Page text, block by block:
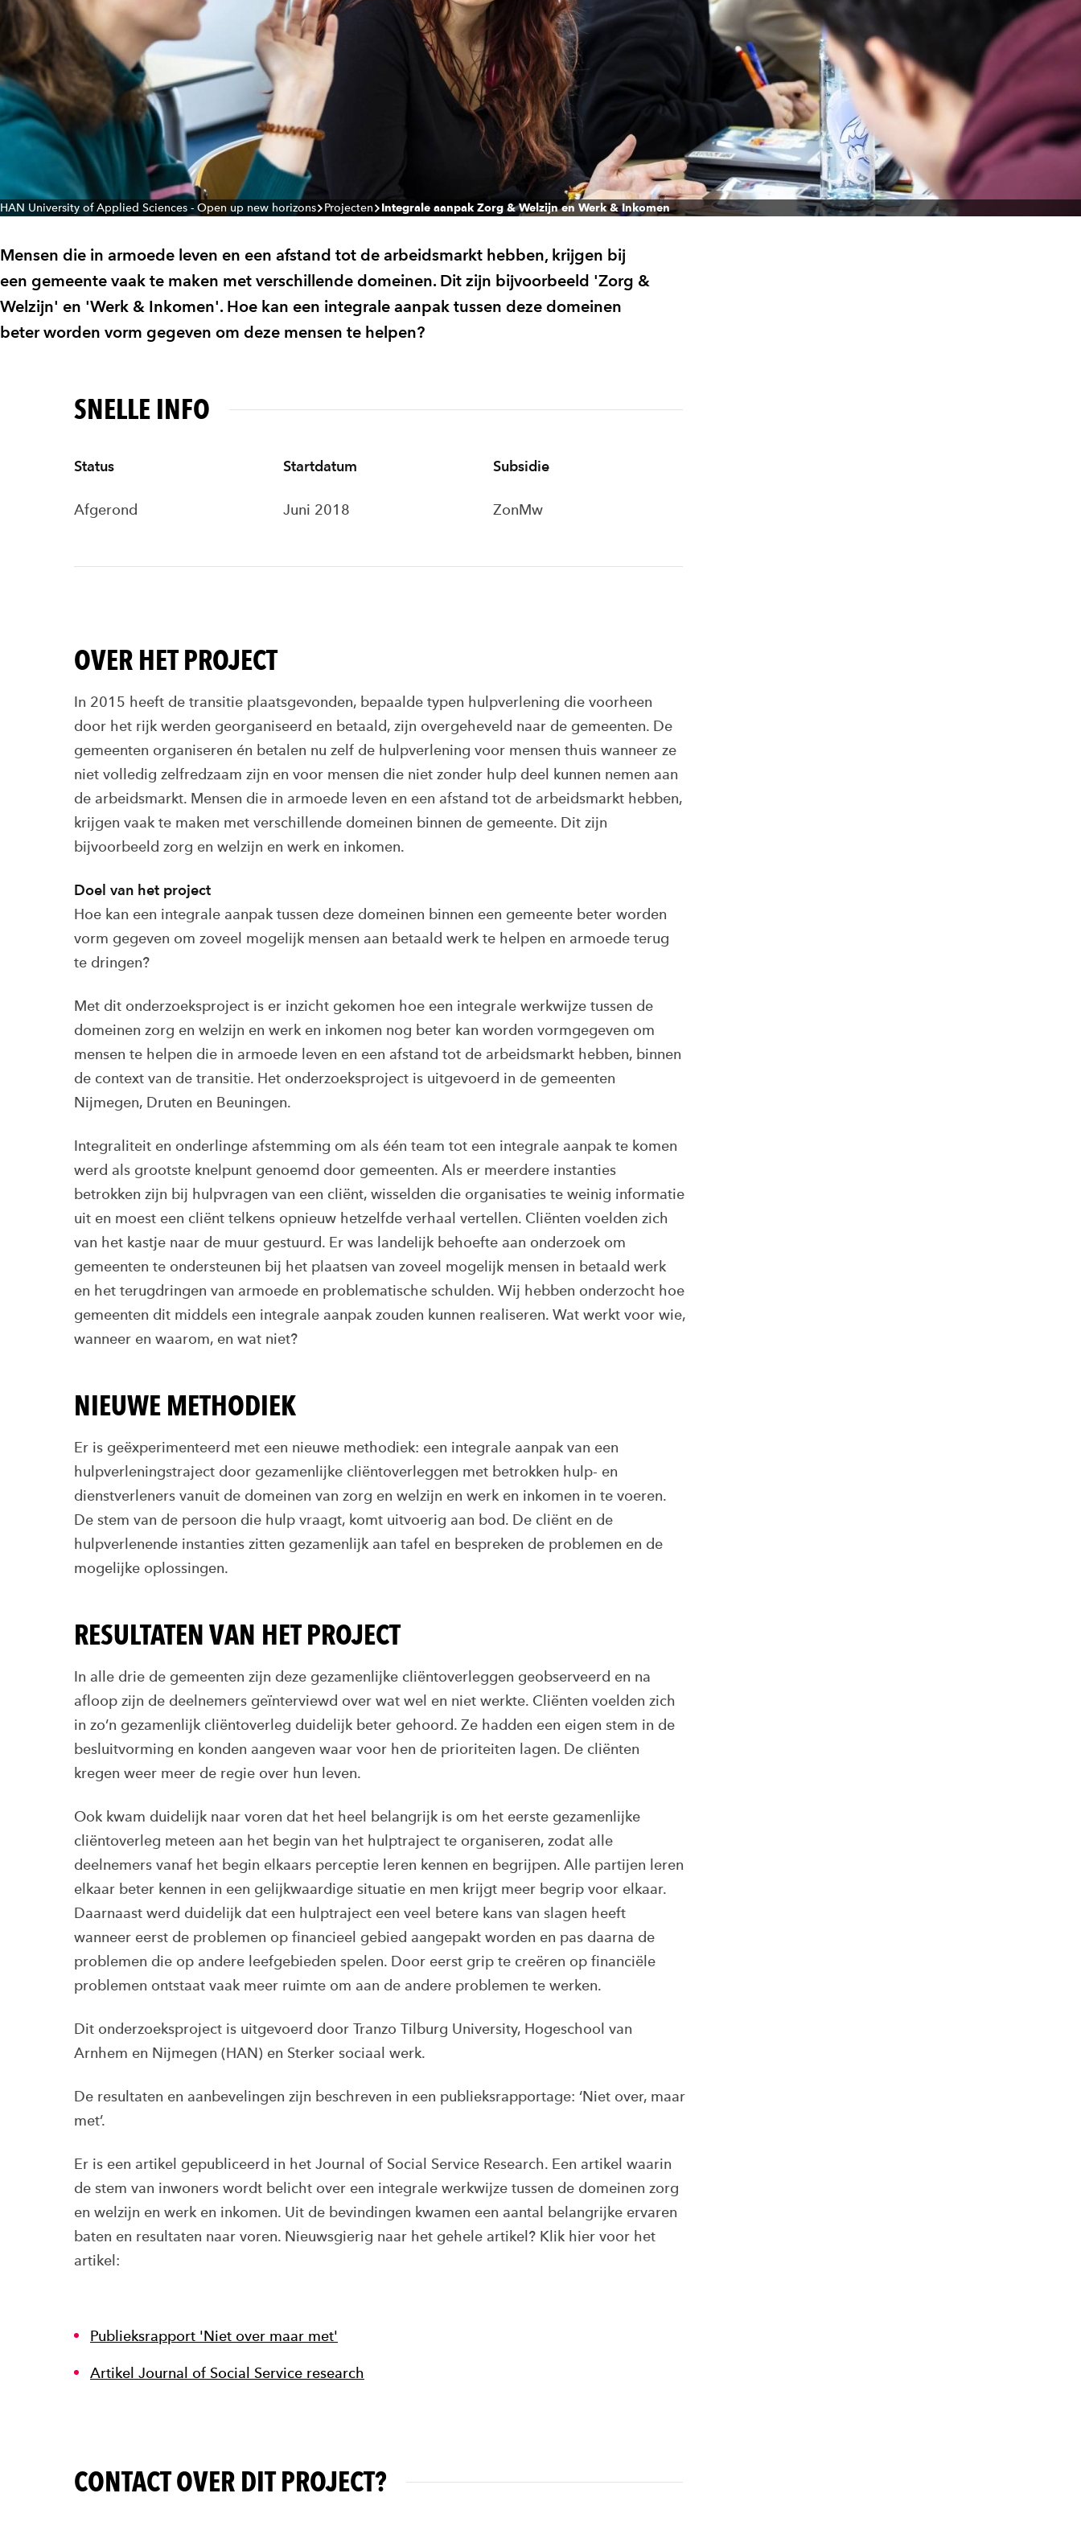
HAN University of Applied Sciences - Open up new horizons Projecten Integrale aanpak Zorg & Welzijn en Werk & Inkomen
Mensen die in armoede leven en een afstand tot de arbeidsmarkt hebben, krijgen bij
een gemeente vaak te maken met verschillende domeinen. Dit zijn bijvoorbeeld 'Zorg &
Welzijn' en 'Werk & Inkomen'. Hoe kan een integrale aanpak tussen deze domeinen
beter worden vorm gegeven om deze mensen te helpen?
SNELLE INFO
Status
Afgerond
Startdatum
Juni 2018
Subsidie
ZonMw
OVER HET PROJECT
In 2015 heeft de transitie plaatsgevonden, bepaalde typen hulpverlening die voorheen
door het rijk werden georganiseerd en betaald, zijn overgeheveld naar de gemeenten. De
gemeenten organiseren én betalen nu zelf de hulpverlening voor mensen thuis wanneer ze
niet volledig zelfredzaam zijn en voor mensen die niet zonder hulp deel kunnen nemen aan
de arbeidsmarkt. Mensen die in armoede leven en een afstand tot de arbeidsmarkt hebben,
krijgen vaak te maken met verschillende domeinen binnen de gemeente. Dit zijn
bijvoorbeeld zorg en welzijn en werk en inkomen.
Doel van het project
Hoe kan een integrale aanpak tussen deze domeinen binnen een gemeente beter worden
vorm gegeven om zoveel mogelijk mensen aan betaald werk te helpen en armoede terug
te dringen?
Met dit onderzoeksproject is er inzicht gekomen hoe een integrale werkwijze tussen de
domeinen zorg en welzijn en werk en inkomen nog beter kan worden vormgegeven om
mensen te helpen die in armoede leven en een afstand tot de arbeidsmarkt hebben, binnen
de context van de transitie. Het onderzoeksproject is uitgevoerd in de gemeenten
Nijmegen, Druten en Beuningen.
Integraliteit en onderlinge afstemming om als één team tot een integrale aanpak te komen
werd als grootste knelpunt genoemd door gemeenten. Als er meerdere instanties
betrokken zijn bij hulpvragen van een cliënt, wisselden die organisaties te weinig informatie
uit en moest een cliënt telkens opnieuw hetzelfde verhaal vertellen. Cliënten voelden zich
van het kastje naar de muur gestuurd. Er was landelijk behoefte aan onderzoek om
gemeenten te ondersteunen bij het plaatsen van zoveel mogelijk mensen in betaald werk
en het terugdringen van armoede en problematische schulden. Wij hebben onderzocht hoe
gemeenten dit middels een integrale aanpak zouden kunnen realiseren. Wat werkt voor wie,
wanneer en waarom, en wat niet?
NIEUWE METHODIEK
Er is geëxperimenteerd met een nieuwe methodiek: een integrale aanpak van een
hulpverleningstraject door gezamenlijke cliëntoverleggen met betrokken hulp- en
dienstverleners vanuit de domeinen van zorg en welzijn en werk en inkomen in te voeren.
De stem van de persoon die hulp vraagt, komt uitvoerig aan bod. De cliënt en de
hulpverlenende instanties zitten gezamenlijk aan tafel en bespreken de problemen en de
mogelijke oplossingen.
RESULTATEN VAN HET PROJECT
In alle drie de gemeenten zijn deze gezamenlijke cliëntoverleggen geobserveerd en na
afloop zijn de deelnemers geïnterviewd over wat wel en niet werkte. Cliënten voelden zich
in zo’n gezamenlijk cliëntoverleg duidelijk beter gehoord. Ze hadden een eigen stem in de
besluitvorming en konden aangeven waar voor hen de prioriteiten lagen. De cliënten
kregen weer meer de regie over hun leven.
Ook kwam duidelijk naar voren dat het heel belangrijk is om het eerste gezamenlijke
cliëntoverleg meteen aan het begin van het hulptraject te organiseren, zodat alle
deelnemers vanaf het begin elkaars perceptie leren kennen en begrijpen. Alle partijen leren
elkaar beter kennen in een gelijkwaardige situatie en men krijgt meer begrip voor elkaar.
Daarnaast werd duidelijk dat een hulptraject een veel betere kans van slagen heeft
wanneer eerst de problemen op financieel gebied aangepakt worden en pas daarna de
problemen die op andere leefgebieden spelen. Door eerst grip te creëren op financiële
problemen ontstaat vaak meer ruimte om aan de andere problemen te werken.
Dit onderzoeksproject is uitgevoerd door Tranzo Tilburg University, Hogeschool van
Arnhem en Nijmegen (HAN) en Sterker sociaal werk.
De resultaten en aanbevelingen zijn beschreven in een publieksrapportage: ‘Niet over, maar
met’.
Er is een artikel gepubliceerd in het Journal of Social Service Research. Een artikel waarin
de stem van inwoners wordt belicht over een integrale werkwijze tussen de domeinen zorg
en welzijn en werk en inkomen. Uit de bevindingen kwamen een aantal belangrijke ervaren
baten en resultaten naar voren. Nieuwsgierig naar het gehele artikel? Klik hier voor het
artikel:
Publieksrapport 'Niet over maar met'
Artikel Journal of Social Service research
CONTACT OVER DIT PROJECT?